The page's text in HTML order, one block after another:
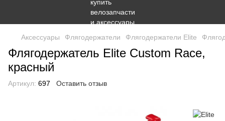
Аксессуары Флягодержатели Флягодержатели Elite
Флягодержатель Elite Custom Race,
красный
Артикул: 697 Оставить отзыв